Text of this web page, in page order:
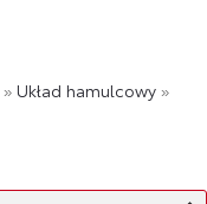
» Układ hamulcowy»